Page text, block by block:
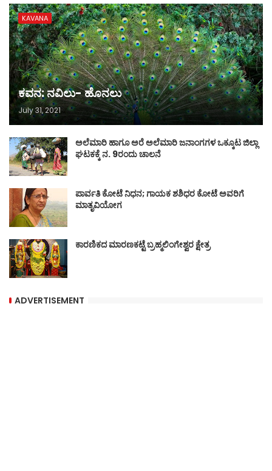
KAVANA
ಕವನ: ನವಿಲು- ಹೊನಲು
July 31, 2021
ಅಲೆಮಾರಿ ಹಾಗೂ ಅರೆ ಅಲೆಮಾರಿ ಜನಾಂಗಗಳ ಒಕ್ಕೂಟ ಜಿಲ್ಲಾ
ಘಟಕಕ್ಕೆ ನ. 9ರಂದು ಚಾಲನೆ
ಪಾರ್ವತಿ ಕೋಟೆ ನಿಧನ; ಗಾಯಕ ಶಶಿಧರ ಕೋಟೆ ಅವರಿಗೆ
ಮಾತೃವಿಯೋಗ
ಕಾರಣಿಕದ ಮಾರಣಕಟ್ಟೆ ಬ್ರಹ್ಮಲಿಂಗೇಶ್ವರ ಕ್ಷೇತ್ರ
ADVERTISEMENT